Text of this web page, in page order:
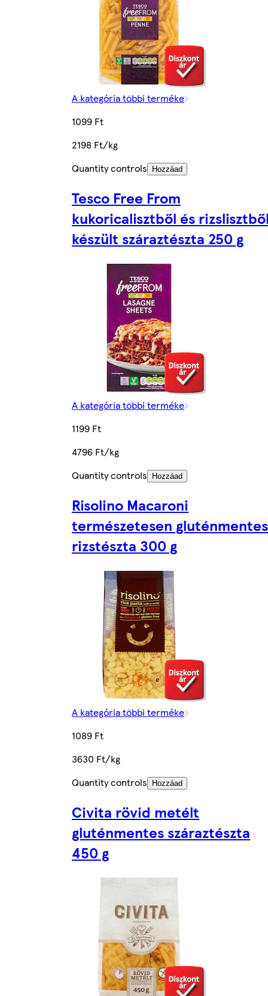
A kategória többi terméke
1099 Ft
2198 Ft/kg
Quantity controls
Hozzáad
Tesco Free From
kukoricalisztből és
készült száraztészta 250 g
A kategória többi terméke
1199 Ft
4796 Ft/kg
Quantity controls
Hozzáad
Risolino Macaroni
természetesen gluténmentes
rizstészta 300 g
A kategória többi terméke
1089 Ft
3630 Ft/kg
Quantity controls
Hozzáad
Civita rövid metélt
gluténmentes száraztészta
450 g